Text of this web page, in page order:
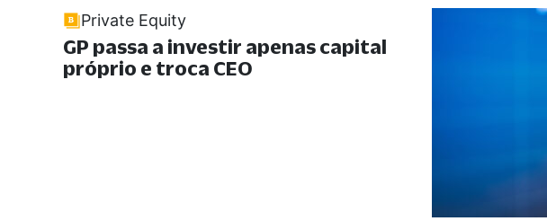
Private Equity
GP passa a investir apenas capital
próprio e troca CEO